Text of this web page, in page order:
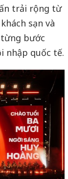
trải rộng từ
sạn và
từng bước
nhập quốc tế.